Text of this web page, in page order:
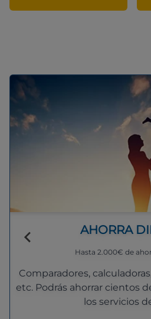
AHORRA
Hasta 2.000€ de
Comparadores,
etc. Podrás ahorrar cientos
los servicios